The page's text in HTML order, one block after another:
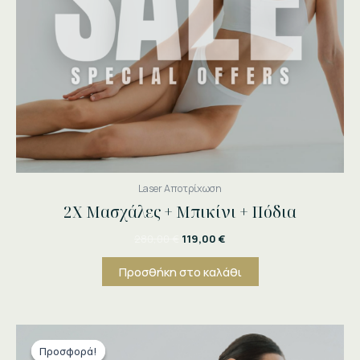
Laser Αποτρίχωση
2Χ Μασχάλες + Μπικίνι + Πόδια
119,00 €
Προσθήκη στο καλάθι
Προσφορά!
Προσφορά!
τρέχουσα